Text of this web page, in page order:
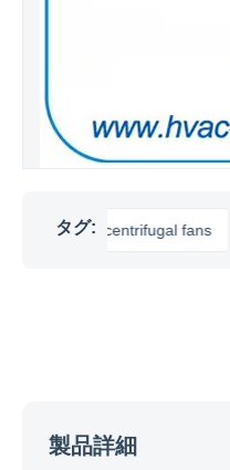
タグ:
centrifugal fans
製品詳細